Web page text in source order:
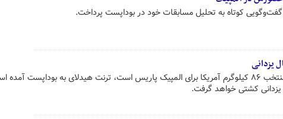
گفت‌وگویی کوتاه به تحلیل مسابقات خود در بوداپست پرداخت.
یزدانی
در غیاب آرون بروکس که نفر منتخب ۸۶ کیلوگرم آمریکا برای المپیک پاریس است، ترنت هیدلای به بوداپست
کشتی خواهد گرفت.